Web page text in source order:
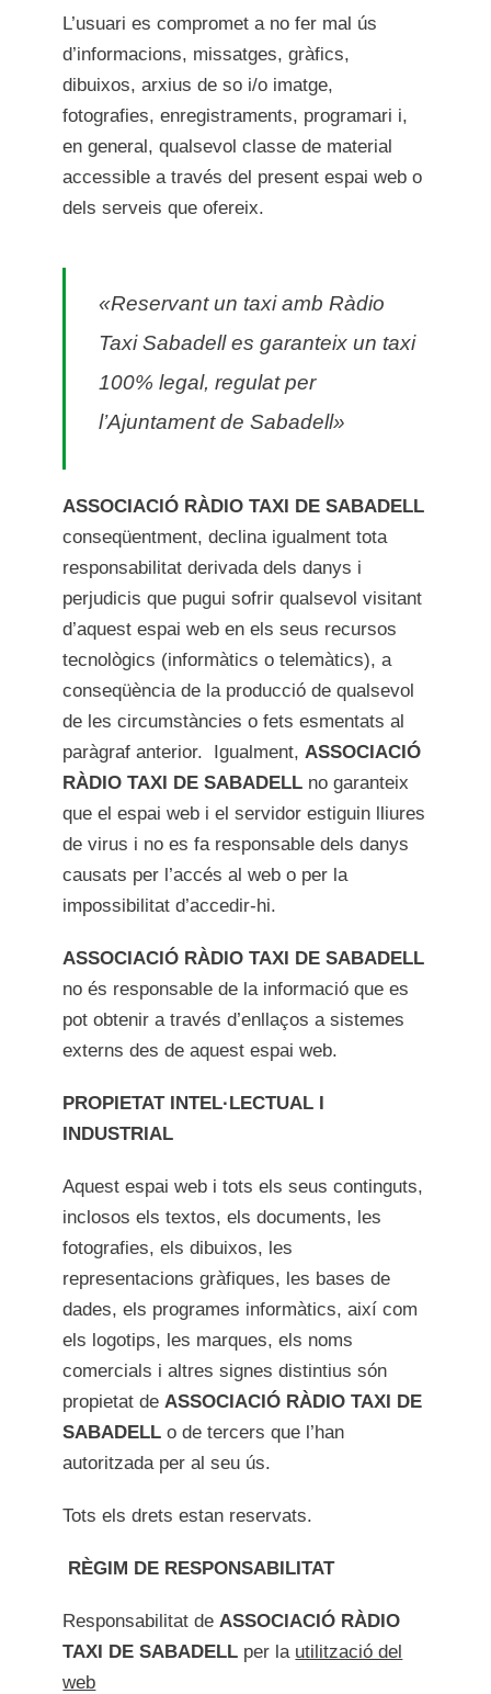
L’usuari es compromet a no fer mal ús
d’informacions, missatges, gràfics,
dibuixos, arxius de so i/o imatge,
fotografies, enregistraments, programari i,
en general, qualsevol classe de material
accessible a través del present espai web o
dels serveis que ofereix.
«Reservant un taxi amb Ràdio
Taxi Sabadell es garanteix un taxi
100% legal, regulat per
l’Ajuntament de Sabadell»
ASSOCIACIÓ RÀDIO TAXI DE SABADELL
conseqüentment, declina igualment tota
responsabilitat derivada dels danys i
perjudicis que pugui sofrir qualsevol visitant
d’aquest espai web en els seus recursos
tecnològics (informàtics o telemàtics), a
conseqüència de la producció de qualsevol
de les circumstàncies o fets esmentats al
paràgraf anterior. Igualment,ASSOCIACIÓ
RÀDIO TAXI DE SABADELL no garanteix
que el espai web i el servidor estiguin lliures
de virus i no es fa responsable dels danys
causats per l’accés al web o per la
impossibilitat d’accedir-hi.
ASSOCIACIÓ RÀDIO TAXI DE SABADELL
no és responsable de la informació que es
pot obtenir a través d’enllaços a sistemes
externs des de aquest espai web.
PROPIETAT INTEL·LECTUAL I
INDUSTRIAL
Aquest espai web i tots els seus continguts,
inclosos els textos, els documents, les
fotografies, els dibuixos, les
representacions gràfiques, les bases de
dades, els programes informàtics, així com
els logotips, les marques, els noms
comercials i altres signes distintius són
propietat deASSOCIACIÓ RÀDIO TAXI DE
SABADELL o de tercers que l’han
autoritzada per al seu ús.
Tots els drets estan reservats.
RÈGIM DE RESPONSABILITAT
Responsabilitat deASSOCIACIÓ RÀDIO
TAXI DE SABADELL per la utilització del
web